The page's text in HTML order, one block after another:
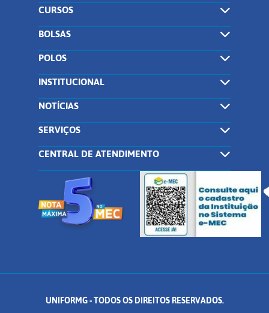
CURSOS
BOLSAS
POLOS
INSTITUCIONAL
NOTÍCIAS
SERVIÇOS
CENTRAL DE ATENDIMENTO
UNIFORMG - TODOS OS DIREITOS RESERVADOS.